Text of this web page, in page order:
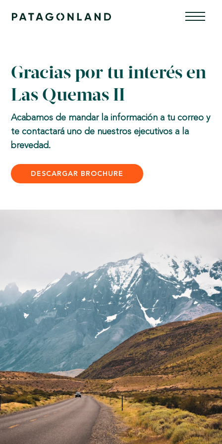
Gracias por tu interés en
Las Quemas II
Acabamos de mandar la información a tu correo y
te contactará uno de nuestros ejecutivos a la
brevedad.
DESCARGAR BROCHURE